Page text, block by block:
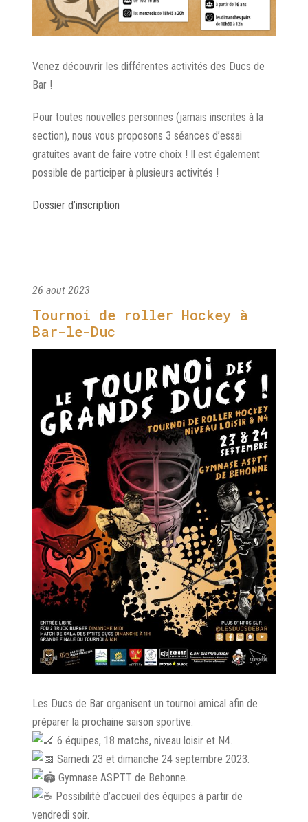
Venez découvrir les différentes activités des Ducs de
Bar !
Pour toutes nouvelles personnes (jamais inscrites à la
section), nous vous proposons 3 séances d’essai
gratuites avant de faire votre choix ! Il est également
possible de participer à plusieurs activités !
Dossier d’inscription
26 aout 2023
Tournoi de roller Hockey à
Bar-le-Duc
Les Ducs de Bar organisent un tournoi amical afin de
préparer la prochaine saison sportive.
6 équipes, 18 matchs, niveau loisir et N4.
Samedi 23 et dimanche 24 septembre 2023.
Gymnase ASPTT de Behonne.
Possibilité d’accueil des équipes à partir de
vendredi soir.